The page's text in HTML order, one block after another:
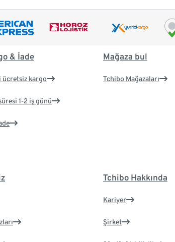
& İade
ücretsiz kargo
1-2 iş günü
Mağaza bul
Tchibo Mağazaları
Tchibo Hakkında
Kariyer
Şirket